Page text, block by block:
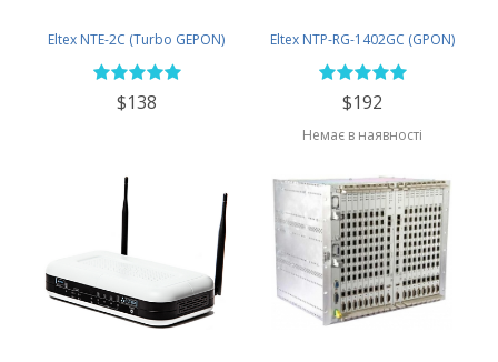
Eltex NTE-2C (Turbo GEPON)
$138
Eltex NTP-RG-1402GC (GPON)
$192
Немає в наявності